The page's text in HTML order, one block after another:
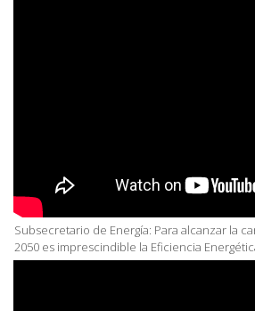
Subsecretario de Energía: Para alcanzar la
2050 es imprescindible la Eficiencia